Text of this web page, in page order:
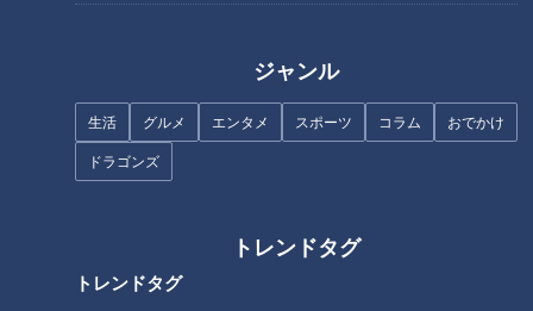
ジャンル
生活 グルメ エンタメ スポーツ コラム おでかけ
ドラゴンズ
トレンドタグ
トレンドタグ
通に「自己最高」とか「同一カード連勝」とかでいいと思うの
だが、この「マダックス」は少々説明が必要だろう。
「１００球未満で完封すること」であり、メジャーリーグ殿堂
成したグレッグ・マダックス投手、その名前から付けられたの
である。そして、ドラゴンズの高橋宏斗（※「高」は「はしご